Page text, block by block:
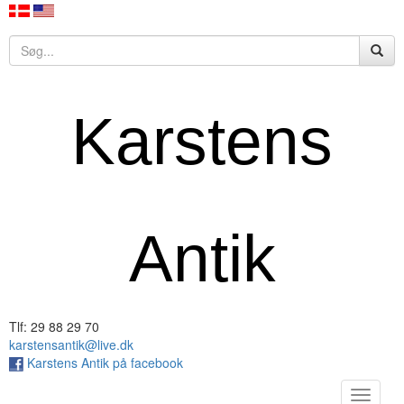
Karstens
Antik
Tlf: 29 88 29 70
karstensantik@live.dk
Karstens Antik på facebook
Toggle